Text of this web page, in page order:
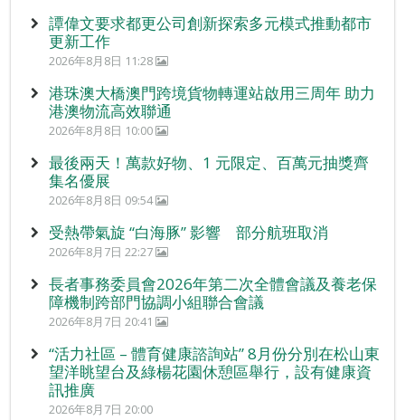
譚偉文要求都更公司創新探索多元模式推動都市
更新工作
2026年8月8日 11:28
港珠澳大橋澳門跨境貨物轉運站啟用三周年 助力
港澳物流高效聯通
2026年8月8日 10:00
最後兩天！萬款好物、1 元限定、百萬元抽獎齊
集名優展
2026年8月8日 09:54
受熱帶氣旋 “白海豚” 影響 部分航班取消
2026年8月7日 22:27
長者事務委員會2026年第二次全體會議及養老保
障機制跨部門協調小組聯合會議
2026年8月7日 20:41
“活力社區 – 體育健康諮詢站” 8月份分別在松山東
望洋眺望台及綠楊花園休憩區舉行，設有健康資
訊推廣
2026年8月7日 20:00